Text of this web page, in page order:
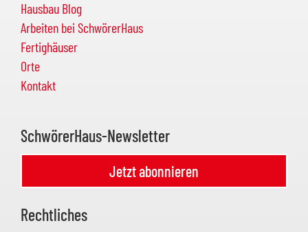
Hausbau Blog
Arbeiten bei SchwörerHaus
Fertighäuser
Orte
Kontakt
SchwörerHaus-Newsletter
Jetzt abonnieren
Rechtliches